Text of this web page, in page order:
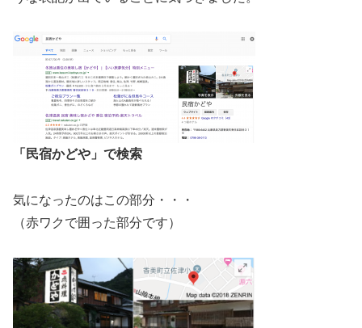
「民宿かどや」で検索
気になったのはこの部分・・・
（赤ワクで囲った部分です）